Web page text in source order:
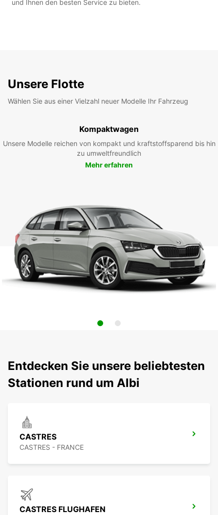
und Ihnen den besten Service zu bieten.
Unsere Flotte
Wählen Sie aus einer Vielzahl neuer Modelle Ihr Fahrzeug
Kompaktwagen
Unsere Modelle reichen von kompakt und kraftstoffsparend bis hin
zu umweltfreundlich
Mehr erfahren
Entdecken Sie unsere beliebtesten
Stationen rund um Albi
CASTRES
CASTRES - FRANCE
CASTRES FLUGHAFEN